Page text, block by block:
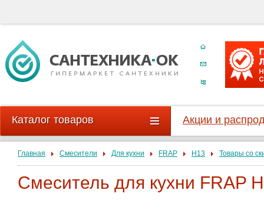
Каталог товаров Акции и
Главная Смесители Для кухни FRAP H13 Товары со
Смеситель для кухни FRAP